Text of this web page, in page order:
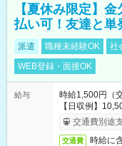
【夏休み限定】
払い可！友達と単
派遣 職種未経験OK 社
WEB登録・面接OK
給与
時給1,500円（
【日収例】
交通費別途
交通費 時給に